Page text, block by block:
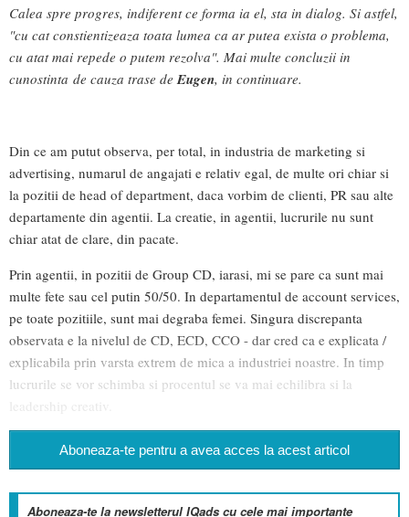
Calea spre progres, indiferent ce forma ia el, sta in dialog. Si astfel,
"cu cat constientizeaza toata lumea ca ar putea exista o problema,
cu atat mai repede o putem rezolva". Mai multe concluzii in
cunostinta de cauza trase de Eugen, in continuare.
Din ce am putut observa, per total, in industria de marketing si
advertising, numarul de angajati e relativ egal, de multe ori chiar si
la pozitii de head of department, daca vorbim de clienti, PR sau alte
departamente din agentii. La creatie, in agentii, lucrurile nu sunt
chiar atat de clare, din pacate.
Prin agentii, in pozitii de Group CD, iarasi, mi se pare ca sunt mai
multe fete sau cel putin 50/50. In departamentul de account services,
pe toate pozitiile, sunt mai degraba femei. Singura discrepanta
observata e la nivelul de CD, ECD, CCO - dar cred ca e explicata /
explicabila prin varsta extrem de mica a industriei noastre. In timp
lucrurile se vor schimba si procentul se va mai echilibra si la
leadership creativ.
Aboneaza-te pentru a avea acces la acest articol
Aboneaza-te la newsletterul IQads cu cele mai importante